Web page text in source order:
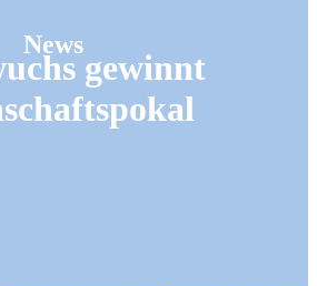
News
gewinnt